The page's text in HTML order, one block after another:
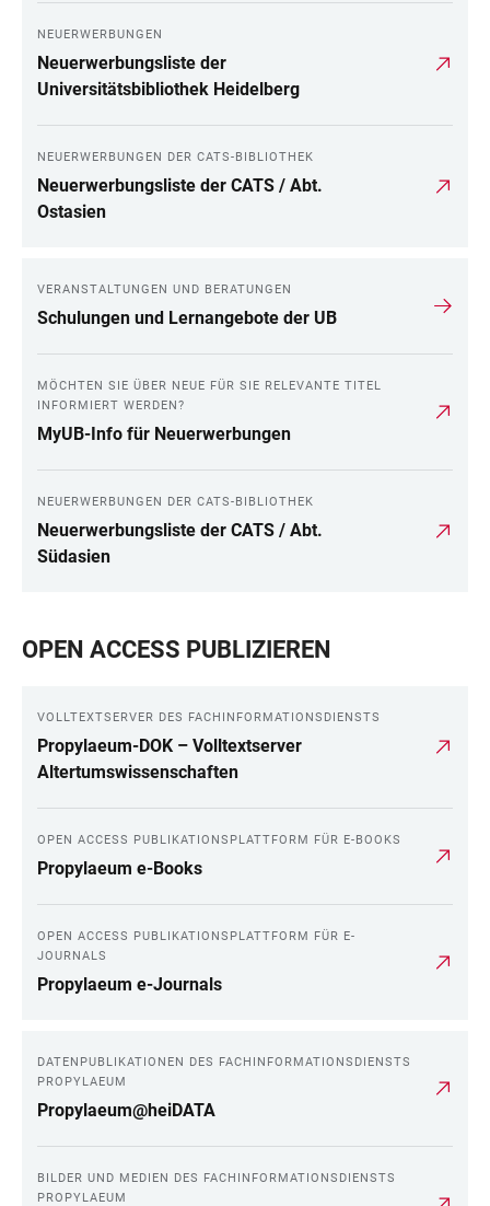
NEUERWERBUNGEN
Neuerwerbungsliste der
Universitätsbibliothek Heidelberg
NEUERWERBUNGEN DER CATS-BIBLIOTHEK
Neuerwerbungsliste der CATS / Abt.
Ostasien
VERANSTALTUNGEN UND BERATUNGEN
Schulungen und Lernangebote der UB
MÖCHTEN SIE ÜBER NEUE FÜR SIE RELEVANTE TITEL
INFORMIERT WERDEN?
MyUB-Info für Neuerwerbungen
NEUERWERBUNGEN DER CATS-BIBLIOTHEK
Neuerwerbungsliste der CATS / Abt.
Südasien
OPEN ACCESS PUBLIZIEREN
VOLLTEXTSERVER DES FACHINFORMATIONSDIENSTS
Propylaeum-DOK – Volltextserver
Altertumswissenschaften
OPEN ACCESS PUBLIKATIONSPLATTFORM FÜR E-BOOKS
Propylaeum e-Books
OPEN ACCESS PUBLIKATIONSPLATTFORM FÜR E-
JOURNALS
Propylaeum e-Journals
DATENPUBLIKATIONEN DES FACHINFORMATIONSDIENSTS
PROPYLAEUM
Propylaeum@heiDATA
BILDER UND MEDIEN DES FACHINFORMATIONSDIENSTS
PROPYLAEUM